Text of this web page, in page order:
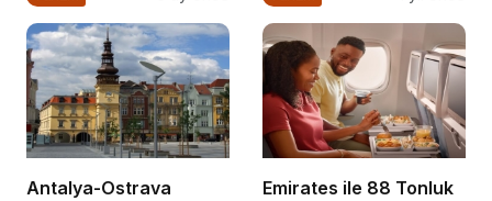
Antalya-Ostrava
Emirates ile 88 Tonluk